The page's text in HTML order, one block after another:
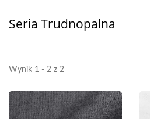
Seria Trudnopalna
Wynik 1 - 2 z 2